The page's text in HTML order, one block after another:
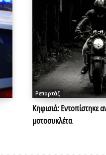
Ρεπορτάζ
Κηφισιά: Εντοπίστηκε
μοτοσυκλέτα